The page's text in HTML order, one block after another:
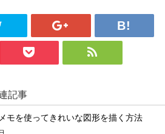
記事
モを使ってきれいな図形を描く方法